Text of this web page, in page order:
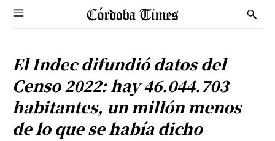
El Indec difundió datos del
Censo 2022: hay 46.044.703
habitantes, un millón menos
de lo que se había dicho